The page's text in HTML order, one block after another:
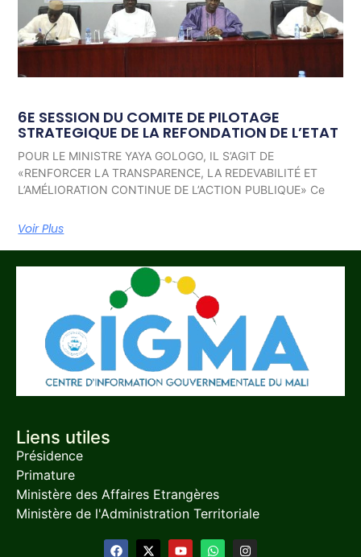
6E SESSION DU COMITE DE PILOTAGE
STRATEGIQUE DE LA REFONDATION DE L’ETAT
POUR LE MINISTRE YAYA GOLOGO, IL S’AGIT DE
«RENFORCER LA TRANSPARENCE, LA REDEVABILITÉ ET
L’AMÉLIORATION CONTINUE DE L’ACTION PUBLIQUE» Ce
Voir Plus
Liens utiles
Présidence
Primature
Ministère des Affaires Etrangères
Ministère de l'Administration Territoriale